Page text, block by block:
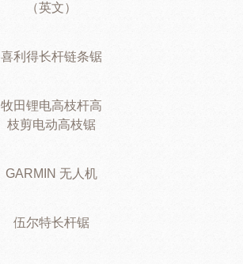
（英文）
喜利得长杆链条锯
牧田锂电高枝杆高
枝剪电动高枝锯
GARMIN 无人机
伍尔特长杆锯